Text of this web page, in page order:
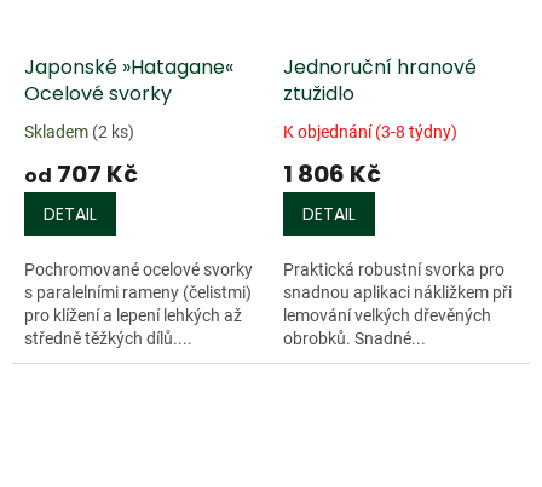
Japonské »Hatagane«
Ocelové svorky
Skladem (2 ks)
od 707 Kč
DETAIL
Pochromované ocelové svorky
s paralelními rameny (čelistmi)
pro klížení a lepení lehkých až
středně těžkých dílů....
Jednoruční hranové
ztužidlo
K objednání (3-8 týdny)
1 806 Kč
DETAIL
Praktická robustní svorka pro
snadnou aplikaci nákližkem při
lemování velkých dřevěných
obrobků. Snadné...